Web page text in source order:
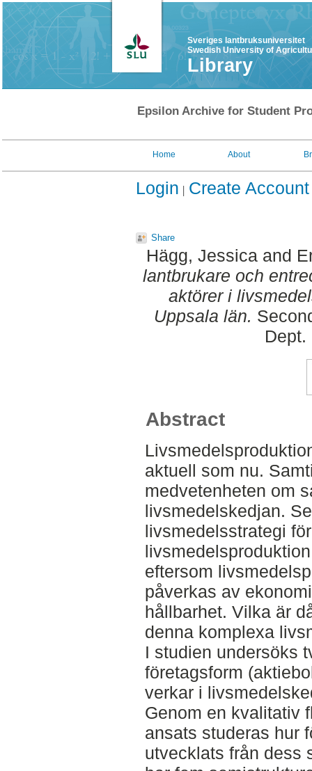
Sveriges lantbruksuniversitet
Swedish University of
Library
Epsilon Archive for Student
Home About
Login Create Account
Share
Hägg, Jessica and
lantbrukare och
aktörer i
Uppsala län.
Abstract
aktuell som nu.
medvetenheten om
livsmedelskedjan.
livsmedelsstrategi
eftersom
påverkas av
hållbarhet. Vilka är
denna komplexa
I studien undersöks
företagsform
verkar i
Genom en kvalitativ
ansats studeras hur
utvecklats från dess